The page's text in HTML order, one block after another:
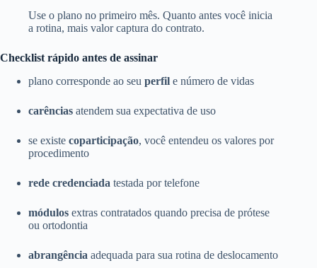
Use o plano no primeiro mês. Quanto antes você inicia
a rotina, mais valor captura do contrato.
Checklist rápido antes de assinar
plano corresponde ao seu perfil e número de vidas
carências atendem sua expectativa de uso
se existe coparticipação, você entendeu os valores por
procedimento
rede credenciada testada por telefone
módulos extras contratados quando precisa de prótese
ou ortodontia
abrangência adequada para sua rotina de deslocamento